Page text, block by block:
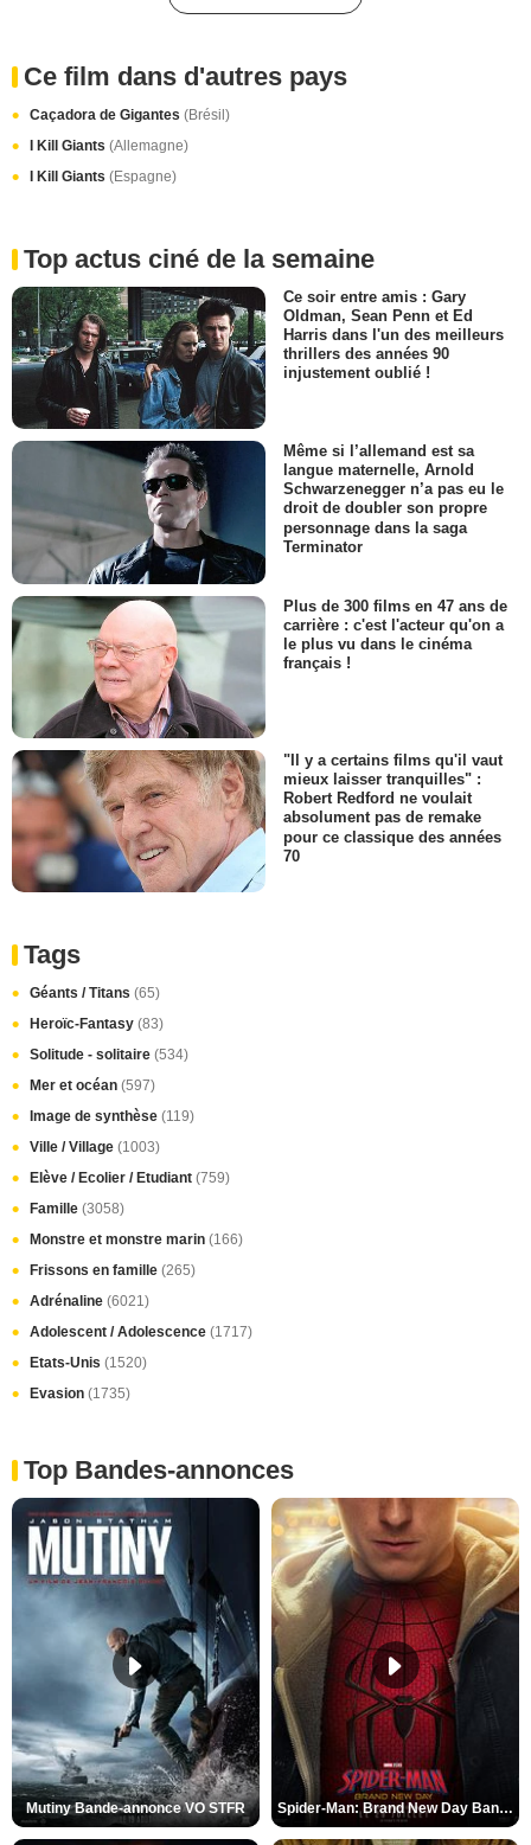
Ce film dans d'autres pays
Caçadora de Gigantes (Brésil)
I Kill Giants (Allemagne)
I Kill Giants (Espagne)
Top actus ciné de la semaine
Ce soir entre amis : Gary
Oldman, Sean Penn et Ed
Harris dans l'un des meilleurs
thrillers des années 90
injustement oublié !
Même si l’allemand est sa
langue maternelle, Arnold
Schwarzenegger n’a pas eu le
droit de doubler son propre
personnage dans la saga
Terminator
Plus de 300 films en 47 ans de
carrière : c'est l'acteur qu'on a
le plus vu dans le cinéma
français !
"Il y a certains films qu'il vaut
mieux laisser tranquilles" :
Robert Redford ne voulait
absolument pas de remake
pour ce classique des années
70
Tags
Géants / Titans (65)
Heroïc-Fantasy (83)
Solitude - solitaire (534)
Mer et océan (597)
Image de synthèse (119)
Ville / Village (1003)
Elève / Ecolier / Etudiant (759)
Famille (3058)
Monstre et monstre marin (166)
Frissons en famille (265)
Adrénaline (6021)
Adolescent / Adolescence (1717)
Etats-Unis (1520)
Evasion (1735)
Top Bandes-annonces
Mutiny Bande-annonce VO STFR Spider-Man: Brand New Day Bande-annonce VO STFR